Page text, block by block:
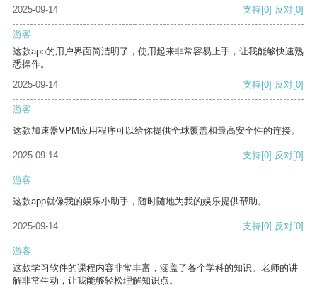
2025-09-14 支持[0] 反对[0]
游客
这款app的用户界面简洁明了，使用起来非常容易上手，让我能够快速熟
悉操作。
2025-09-14
支持[0] 反对[0]
游客
这款加速器VPM应用程序可以给你提供全球覆盖和最高安全性的连接。
2025-09-14 支持[0] 反对[0]
游客
这款app就像我的娱乐小助手，随时随地为我的娱乐提供帮助。
2025-09-14 支持[0] 反对[0]
游客
这款学习软件的课程内容非常丰富，涵盖了各个学科的知识。老师的讲
解非常生动，让我能够轻松理解知识点。